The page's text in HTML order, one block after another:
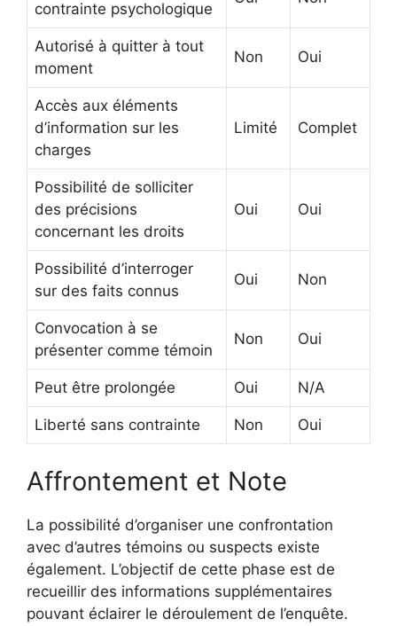
contrainte psychologique
Autorisé à quitter à tout
moment
Non Oui
Accès aux éléments
d’information sur les
charges
Limité Complet
Possibilité de solliciter
des précisions
concernant les droits
Oui Oui
Possibilité d’interroger
sur des faits connus
Oui Non
Convocation à se
présenter comme témoin
Non Oui
Peut être prolongée Oui N/A
Liberté sans contrainte Non Oui
Affrontement et Note
La possibilité d’organiser une confrontation
avec d’autres témoins ou suspects existe
également. L’objectif de cette phase est de
recueillir des informations supplémentaires
pouvant éclairer le déroulement de l’enquête.